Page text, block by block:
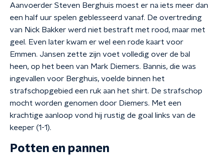
Aanvoerder Steven Berghuis moest er na iets meer dan
een half uur spelen geblesseerd vanaf. De overtreding
van Nick Bakker werd niet bestraft met rood, maar met
geel. Even later kwam er wel een rode kaart voor
Emmen. Jansen zette zijn voet volledig over de bal
heen, op het been van Mark Diemers. Bannis, die was
ingevallen voor Berghuis, voelde binnen het
strafschopgebied een ruk aan het shirt. De strafschop
mocht worden genomen door Diemers. Met een
krachtige aanloop vond hij rustig de goal links van de
keeper (1-1).
Potten en pannen